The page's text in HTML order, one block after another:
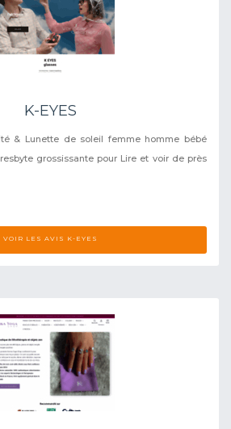
K-EYES
& Lunette de soleil femme homme bébé
grossissante pour Lire et voir de près
VOIR LES AVIS K-EYES